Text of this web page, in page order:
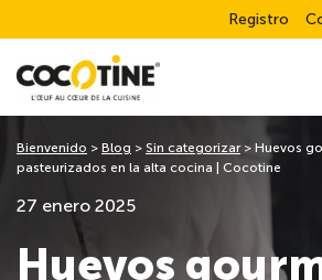
Registro
27 enero 2025
Huevos
Bienvenido > Blog > Sin categorizar> Huevos
pasteurizados en la alta cocina | Cocotine